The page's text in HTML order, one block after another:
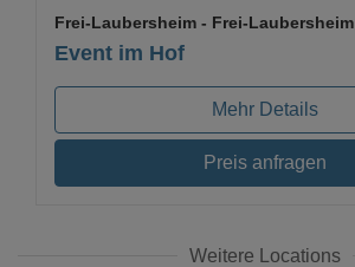
Event im Hof
Frei-Laubersheim - Frei-Laubersheim
Mehr Details
Preis anfragen
Weitere Locations